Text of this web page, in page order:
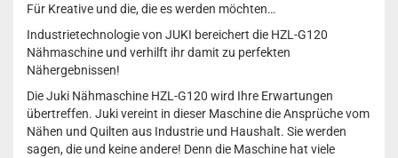
Für Kreative und die, die es werden möchten…
Industrietechnologie von JUKI bereichert die HZL-G120
Nähmaschine und verhilft ihr damit zu perfekten
Nähergebnissen!
Die Juki Nähmaschine HZL-G120 wird Ihre Erwartungen
übertreffen. Juki vereint in dieser Maschine die Ansprüche vom
Nähen und Quilten aus Industrie und Haushalt. Sie werden
sagen, die und keine andere! Denn die Maschine hat viele